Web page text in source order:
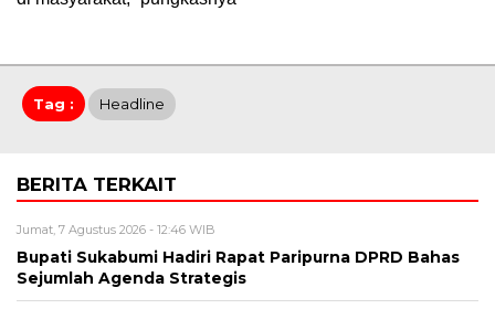
Tag : Headline
BERITA TERKAIT
Jumat, 7 Agustus 2026 - 12:46 WIB
Bupati Sukabumi Hadiri Rapat Paripurna DPRD Bahas
Sejumlah Agenda Strategis